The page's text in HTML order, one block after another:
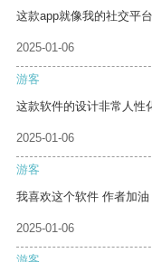
这款app就像我的社交平
2025-01-06
游客
这款软件的设计非常人性
2025-01-06
游客
我喜欢这个软件 作者加油
2025-01-06